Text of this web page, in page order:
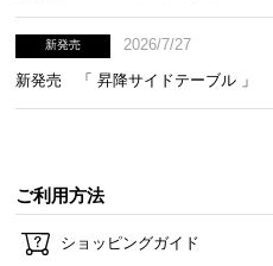
新発売
2026/7/27
新発売 「 昇降サイドテーブル 」
ご利用方法
ショッピングガイド